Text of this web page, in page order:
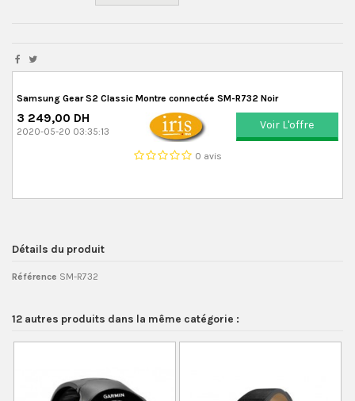
Samsung Gear S2 Classic Montre connectée SM-R732 Noir
3 249,00 DH
2020-05-20 03:35:13
0 avis
Voir L'offre
Détails du produit
Référence SM-R732
12 autres produits dans la même catégorie :